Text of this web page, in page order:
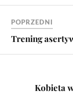
POPRZEDNI
Trening
Kobieta